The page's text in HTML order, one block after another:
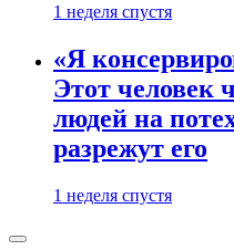
1 неделя спустя
«Я
Этот человек
людей на
разрежут его
1 неделя спустя